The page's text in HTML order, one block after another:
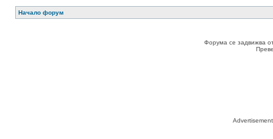
Начало форум
Форума се задвижва